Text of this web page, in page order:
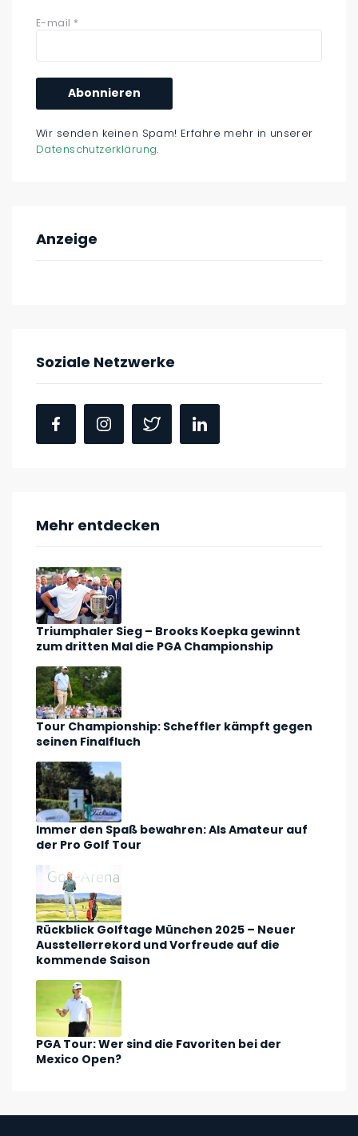
E-mail *
Wir senden keinen Spam! Erfahre mehr in unserer
Datenschutzerklärung.
Anzeige
Soziale Netzwerke
Mehr entdecken
Triumphaler Sieg – Brooks Koepka gewinnt
zum dritten Mal die PGA Championship
Tour Championship: Scheffler kämpft gegen
seinen Finalfluch
Immer den Spaß bewahren: Als Amateur auf
der Pro Golf Tour
Rückblick Golftage München 2025 – Neuer
Ausstellerrekord und Vorfreude auf die
kommende Saison
PGA Tour: Wer sind die Favoriten bei der
Mexico Open?